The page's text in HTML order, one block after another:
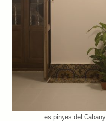
Les pinyes del